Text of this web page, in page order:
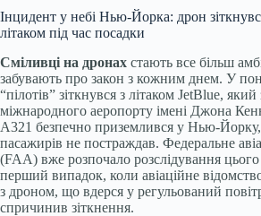
Інцидент у небі Нью-Йорка: дрон
літаком під час посадки
Сміливці на дронах стають все більш
забувають про закон з кожним днем. У
“пілотів” зіткнувся з літаком JetBlue,
міжнародного аеропорту імені Джона
A321 безпечно приземлився у Нью-Йорку,
пасажирів не постраждав. Федеральне
(FAA) вже розпочало розслідування
перший випадок, коли авіаційне
з дроном, що вдерся у регульований
спричинив зіткнення.